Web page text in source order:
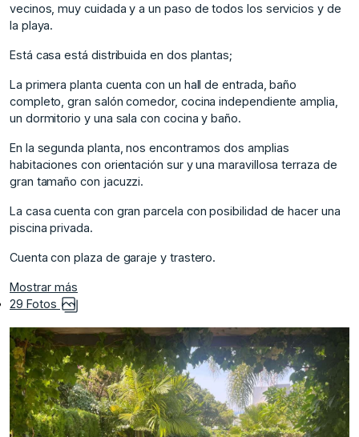
vecinos, muy cuidada y a un paso de todos los servicios y de
la playa.
Está casa está distribuida en dos plantas;
La primera planta cuenta con un hall de entrada, baño
completo, gran salón comedor, cocina independiente amplia,
un dormitorio y una sala con cocina y baño.
En la segunda planta, nos encontramos dos amplias
habitaciones con orientación sur y una maravillosa terraza de
gran tamaño con jacuzzi.
La casa cuenta con gran parcela con posibilidad de hacer una
piscina privada.
Cuenta con plaza de garaje y trastero.
Mostrar más
29 Fotos